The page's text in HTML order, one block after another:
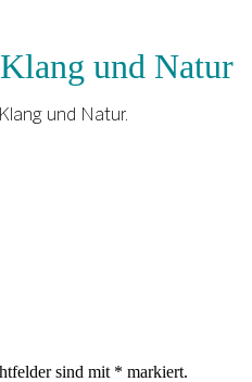
und Natur
und Natur.
sind mit * markiert.